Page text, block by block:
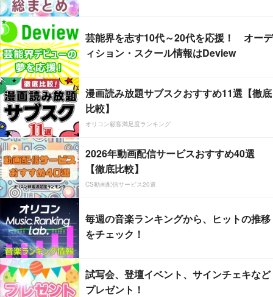
芸能界を志す10代～20代を応援！ オーデ
ィション・スクール情報はDeview
漫画読み放題サブスクおすすめ11選【徹底
比較】
オリコン顧客満足度ランキング
2026年動画配信サービスおすすめ40選
【徹底比較】
CS動画配信サービス20選
毎週の音楽ランキングから、ヒットの推移
をチェック！
試写会、登壇イベント、サインチェキなど
プレゼント！